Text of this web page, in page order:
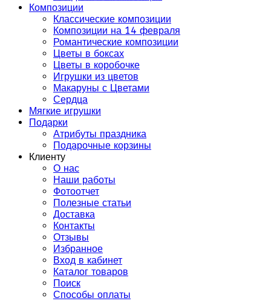
Композиции
Классические композиции
Композиции на 14 февраля
Романтические композиции
Цветы в боксах
Цветы в коробочке
Игрушки из цветов
Макаруны с Цветами
Сердца
Мягкие игрушки
Подарки
Атрибуты праздника
Подарочные корзины
Клиенту
О нас
Наши работы
Фотоотчет
Полезные статьи
Доставка
Контакты
Отзывы
Избранное
Вход в кабинет
Каталог товаров
Поиск
Способы оплаты